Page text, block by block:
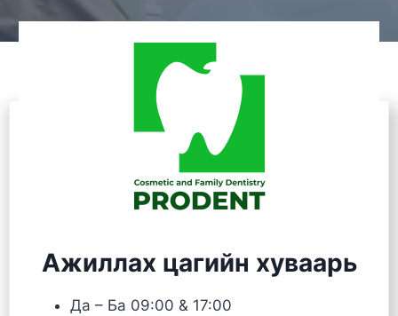
Ажиллах цагийн хуваарь
Да – Ба 09:00 & 17:00